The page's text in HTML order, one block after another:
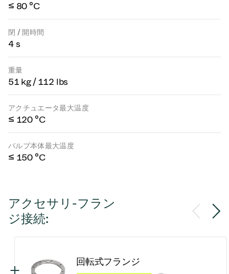
≤ 80 °C
閉 / 開時間
4 s
重量
51 kg / 112 lbs
アクチュエータ最大温度
≤ 120 °C
バルブ本体最大温度
≤ 150 °C
アクセサリ-フラン
ジ接続:
回転式フランジ